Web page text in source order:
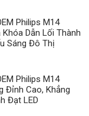
Philips M14
Dẫn Lối Thành
Sáng Đô Thị
Philips M14
Đỉnh Cao, Khẳng
Đạt LED